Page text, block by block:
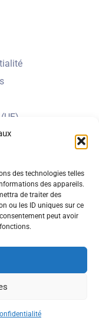
des technologies telles
des appareils.
de traiter des
ou les ID uniques sur ce
peut avoir
:
2022 :
Tous droits réservés